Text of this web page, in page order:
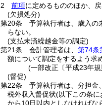
2
前項に定めるもののほか、
(欠損処分)
第20条
予算執行者は、歳入の
らない。
(支払未済繰越金等の調定)
第21条
会計管理者は、 第74条
額について調定をするよう求
(一部改正〔平成23年
(督促)
第22条
予算執行者は、分担金
税外収入督促状(以下この条に
から10日以内としなければな